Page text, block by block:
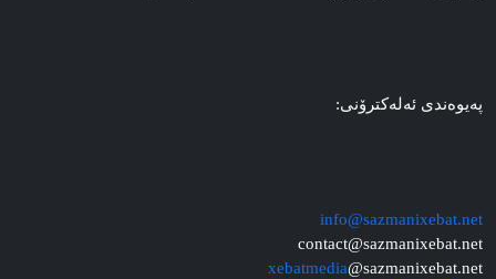
په‌یوه‌ندی ئه‌له‌کترۆنی:
info@sazmanixebat.net
contact@sazmanixebat.net
xebatmedia@sazmanixebat.net